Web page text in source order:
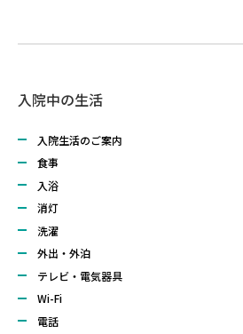
入院中の生活
入院生活のご案内
食事
入浴
消灯
洗濯
外出・外泊
テレビ・電気器具
Wi-Fi
電話